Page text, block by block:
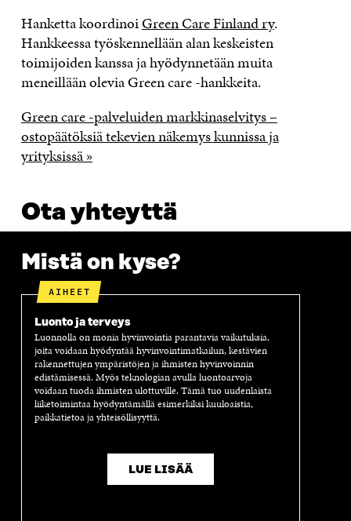
Hanketta koordinoiGreen Care Finland ry.
Hankkeessa työskennellään alan keskeisten
toimijoiden kanssa ja hyödynnetään muita
meneillään olevia Green care -hankkeita.
Green care -palveluiden markkinaselvitys –
ostopäätöksiä tekevien näkemys kunnissa ja
yrityksissä »
Ota yhteyttä
Mistä on kyse?
AIHEET
Luonto ja terveys
Luonnolla on monia hyvinvointia parantavia vaikutuksia,
joita voidaan hyödyntää hyvinvointimatkailun, kestävien
rakennettujen ympäristöjen ja ihmisten hyvinvoinnin
edistämisessä. Myös teknologian avulla luontoarvoja
voidaan tuoda ihmisten ulottuville. Tämä tuo uudenlaista
liiketoimintaa hyödyntämällä esimerkiksi kuuloaistia,
paikkatietoa ja yhteisöllisyyttä.
LUE LISÄÄ